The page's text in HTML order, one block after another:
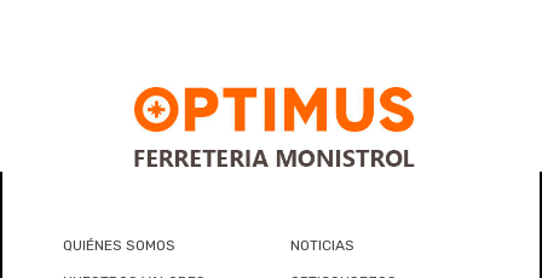
QUIÉNES SOMOS NOTICIAS